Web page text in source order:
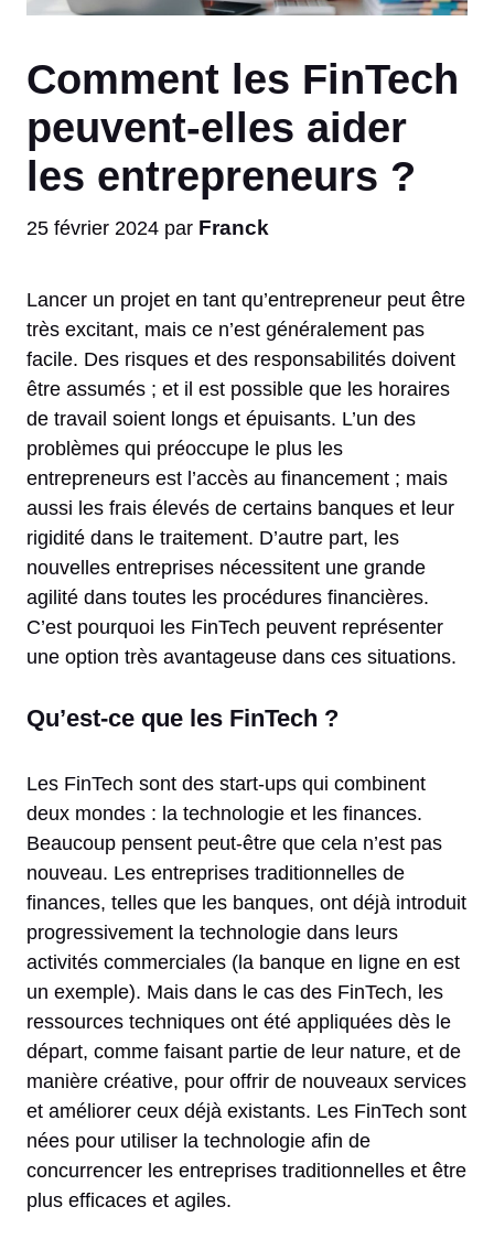
Comment les FinTech
peuvent-elles aider
les entrepreneurs ?
25 février 2024 par Franck
Lancer un projet en tant qu’entrepreneur peut être
très excitant, mais ce n’est généralement pas
facile. Des risques et des responsabilités doivent
être assumés ; et il est possible que les horaires
de travail soient longs et épuisants. L’un des
problèmes qui préoccupe le plus les
entrepreneurs est l’accès au financement ; mais
aussi les frais élevés de certains banques et leur
rigidité dans le traitement. D’autre part, les
nouvelles entreprises nécessitent une grande
agilité dans toutes les procédures financières.
C’est pourquoi les FinTech peuvent représenter
une option très avantageuse dans ces situations.
Qu’est-ce que les FinTech ?
Les FinTech sont des start-ups qui combinent
deux mondes : la technologie et les finances.
Beaucoup pensent peut-être que cela n’est pas
nouveau. Les entreprises traditionnelles de
finances, telles que les banques, ont déjà introduit
progressivement la technologie dans leurs
activités commerciales (la banque en ligne en est
un exemple). Mais dans le cas des FinTech, les
ressources techniques ont été appliquées dès le
départ, comme faisant partie de leur nature, et de
manière créative, pour offrir de nouveaux services
et améliorer ceux déjà existants. Les FinTech sont
nées pour utiliser la technologie afin de
concurrencer les entreprises traditionnelles et être
plus efficaces et agiles.